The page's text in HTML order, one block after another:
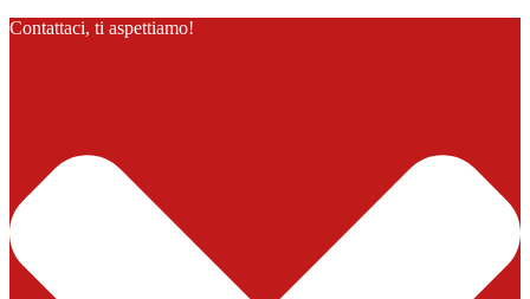
Contattaci, ti aspettiamo!